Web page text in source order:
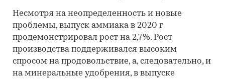
Несмотря на неопределенность и новые
проблемы, выпуск аммиака в 2020 г
продемонстрировал рост на 2,7%. Рост
производства поддерживался высоким
спросом на продовольствие, а, следовательно, и
на минеральные удобрения, в выпуске